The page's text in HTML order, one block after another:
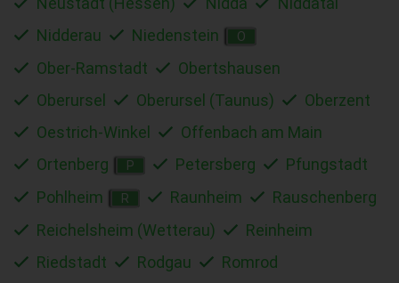
Nidderau
Niedenstein O
Ober-Ramstadt
Obertshausen
Oberursel
Oberursel (Taunus)
Oberzent
Oestrich-Winkel
Offenbach am Main
Ortenberg
P Petersberg
Pfungstadt
Pohlheim
R Raunheim
Rauschenberg
Reichelsheim (Wetterau)
Reinheim
Riedstadt
Rodgau
Romrod